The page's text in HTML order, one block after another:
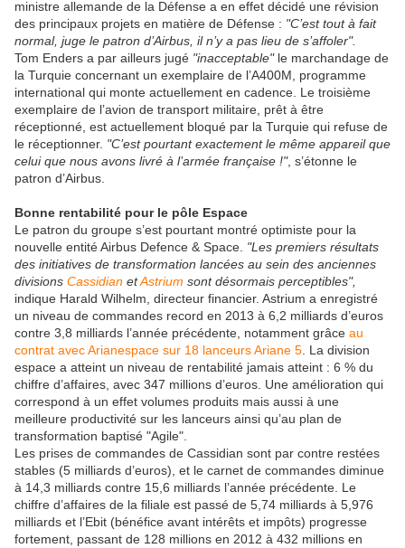
ministre allemande de la Défense a en effet décidé une révision
des principaux projets en matière de Défense : "C’est tout à fait
normal, juge le patron d’Airbus, il n’y a pas lieu de s’affoler".
Tom Enders a par ailleurs jugé "inacceptable"le marchandage de
la Turquie concernant un exemplaire de l’A400M, programme
international qui monte actuellement en cadence. Le troisième
exemplaire de l’avion de transport militaire, prêt à être
réceptionné, est actuellement bloqué par la Turquie qui refuse de
le réceptionner. "C’est pourtant exactement le même appareil que
celui que nous avons livré à l’armée française !", s’étonne le
patron d’Airbus.
Bonne rentabilité pour le pôle Espace
Le patron du groupe s’est pourtant montré optimiste pour la
nouvelle entité Airbus Defence & Space. "Les premiers résultats
des initiatives de transformation lancées au sein des anciennes
divisions Cassidian etAstrium sont désormais perceptibles",
indique Harald Wilhelm, directeur financier. Astrium a enregistré
un niveau de commandes record en 2013 à 6,2 milliards d’euros
contre 3,8 milliards l’année précédente, notamment grâce au
contrat avec Arianespace sur 18 lanceurs Ariane 5 . La division
espace a atteint un niveau de rentabilité jamais atteint : 6 % du
chiffre d’affaires, avec 347 millions d’euros. Une amélioration qui
correspond à un effet volumes produits mais aussi à une
meilleure productivité sur les lanceurs ainsi qu’au plan de
transformation baptisé "Agile".
Les prises de commandes de Cassidian sont par contre restées
stables (5 milliards d’euros), et le carnet de commandes diminue
à 14,3 milliards contre 15,6 milliards l’année précédente. Le
chiffre d’affaires de la filiale est passé de 5,74 milliards à 5,976
milliards et l’Ebit (bénéfice avant intérêts et impôts) progresse
fortement, passant de 128 millions en 2012 à 432 millions en